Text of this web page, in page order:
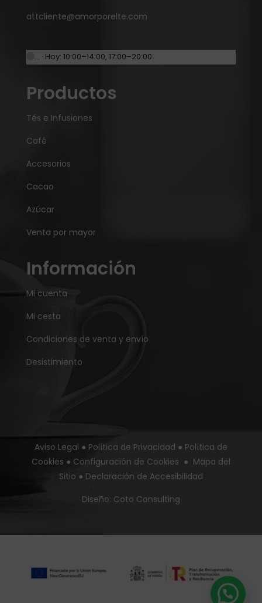
attcliente@amorporelte.com
… · Hoy: 10:00–14:00, 17:00–20:00
Productos
Tés e Infusiones
Café
Accesorios
Cacao
Azúcar
Venta por mayor
Información
Mi cuenta
Mi cesta
Condiciones de venta y envío
Desistimiento
Aviso Legal ● Política de Privacidad ● Política de
Cookies ● Configuración de Cookies ● Mapa del
Sitio ● Declaración de Accesibilidad
Diseño: Coto Consulting